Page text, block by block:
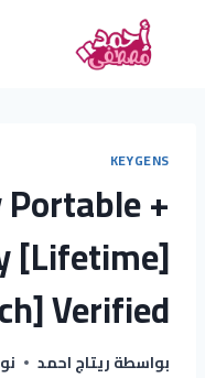
KEYGENS
Portable +
[Lifetime]
Verified
بواسطةريتاج احمد